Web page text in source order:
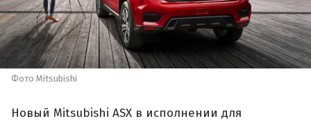
Фото Mitsubishi
Новый Mitsubishi ASX в исполнении для